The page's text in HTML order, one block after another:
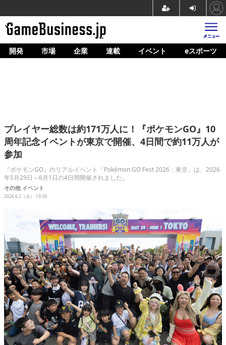
ホーム
企業動向
人材育成
産業政策
連載
イベント/セミナー
eスポーツ
開発 市場 企業 連載 イベント eスポーツ
プレイヤー総数は約171万人に！『ポケモンGO』10
周年記念イベントが東京で開催、4日間で約11万人が
参加
『ポケモンGO』のリアルイベント「Pokémon GO Fest 2026：東京」は、2026
年5月29日～6月1日の4日間開催されました。
その他 イベント
2026.6.2（火） 19:30